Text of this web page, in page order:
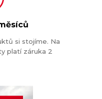
si stojíme. Na
platí záruka 2